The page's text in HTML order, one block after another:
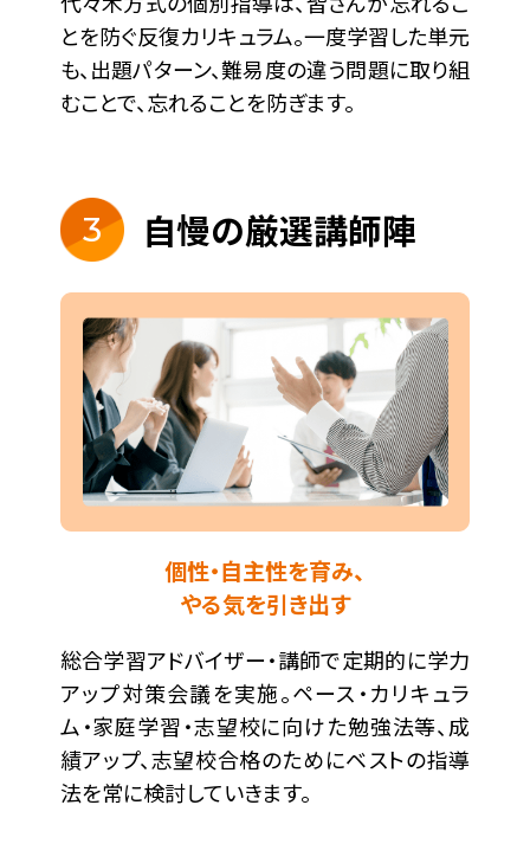
とを防ぐ反復カリキュラム。一度学習した単元
も、出題パターン、難易度の違う問題に取り組
むことで、忘れることを防ぎます。
3 自慢の厳選講師陣
個性・自主性を育み、
やる気を引き出す
総合学習アドバイザー・講師で定期的に学力
アップ対策会議を実施。ペース・カリキュラ
ム・家庭学習・志望校に向けた勉強法等、成
績アップ、志望校合格のためにベストの指導
法を常に検討していきます。